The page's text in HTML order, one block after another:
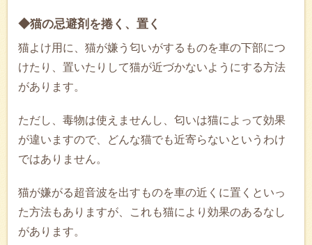
◆猫の忌避剤を捲く、置く
猫よけ用に、猫が嫌う匂いがするものを車の下部につ
けたり、置いたりして猫が近づかないようにする方法
があります。
ただし、毒物は使えませんし、匂いは猫によって効果
が違いますので、どんな猫でも近寄らないというわけ
ではありません。
猫が嫌がる超音波を出すものを車の近くに置くといっ
た方法もありますが、これも猫により効果のあるなし
があります。